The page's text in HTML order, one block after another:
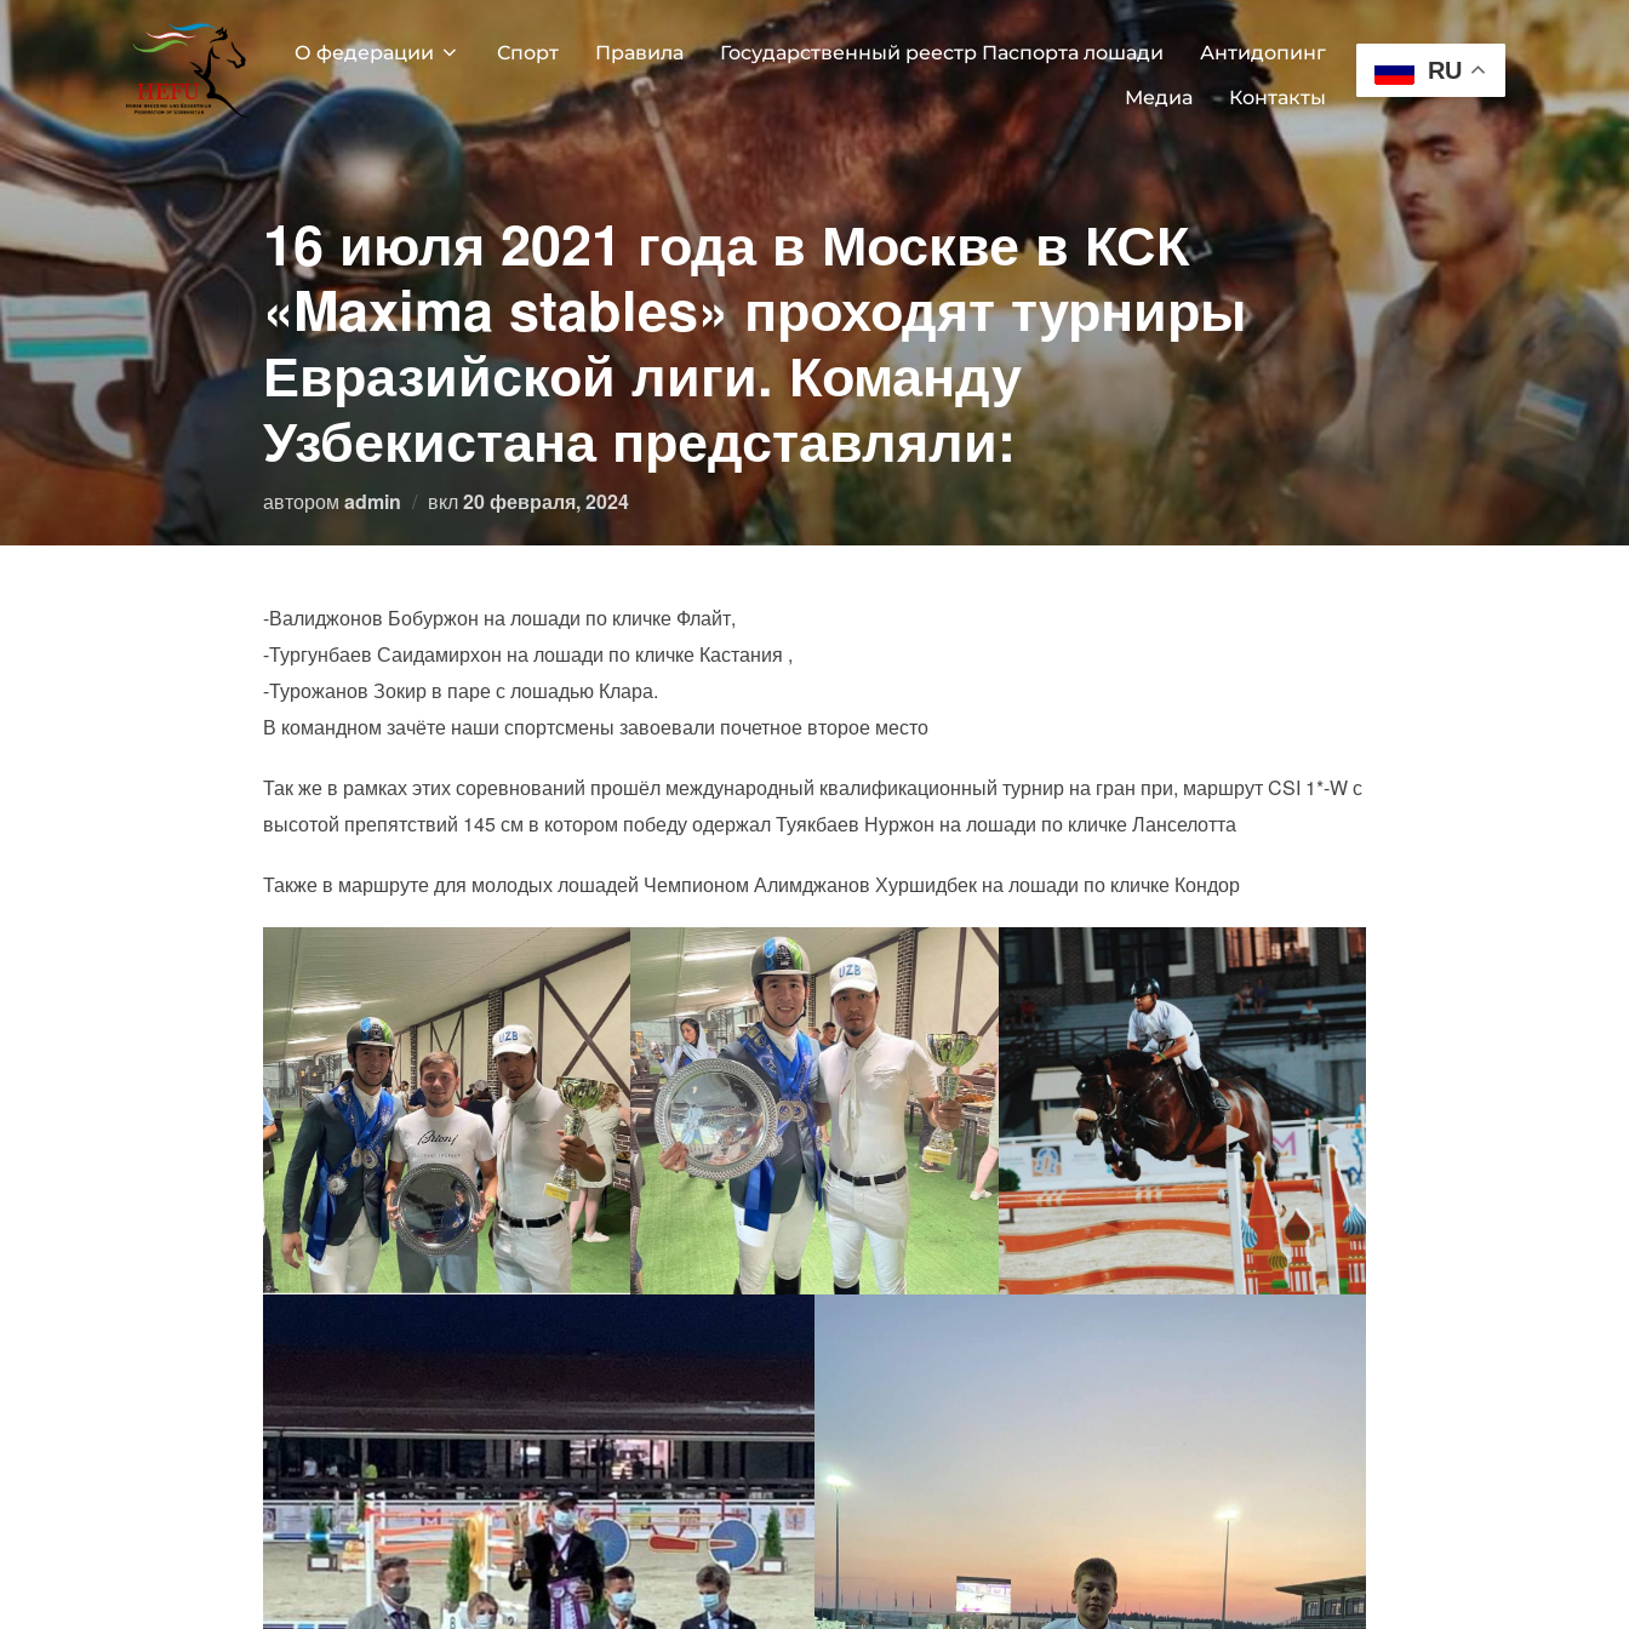
Перейти
содержимому
О федерации Спорт Правила Государственный реестр Паспорта лошади
Антидопинг
Медиа
Контакты
RU
16 июля 2021 года в Москве в КСК
«Maxima stables» проходят турниры
Евразийской лиги. Команду
Узбекистана представляли:
автором admin вклОпубликовано
20 февраля, 2024
-Валиджонов Бобуржон на лошади по кличке Флайт,
⁃Тургунбаев Саидамирхон на лошади по кличке Кастания ,
⁃Турожанов Зокир в паре с лошадью Клара.
В командном зачёте наши спортсмены завоевали почетное второе место
Так же в рамках этих соревнований прошёл международный квалификационный турнир на гран при, маршрут CSI 1*-W с
высотой препятствий 145 см в котором победу одержал Туякбаев Нуржон на лошади по кличке Ланселотта
Также в маршруте для молодых лошадей Чемпионом Алимджанов Хуршидбек на лошади по кличке Кондор